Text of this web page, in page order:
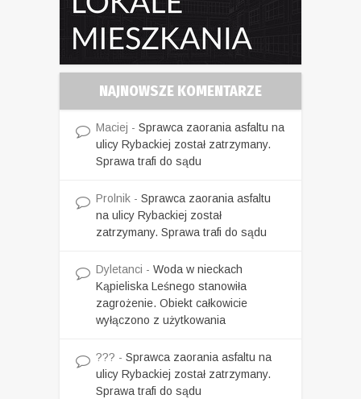
NAJNOWSZE KOMENTARZE
Maciej - Sprawca zaorania asfaltu na
ulicy Rybackiej został zatrzymany.
Sprawa trafi do sądu
Prolnik - Sprawca zaorania asfaltu
na ulicy Rybackiej został
zatrzymany. Sprawa trafi do sądu
Dyletanci - Woda w nieckach
Kąpieliska Leśnego stanowiła
zagrożenie. Obiekt całkowicie
wyłączono z użytkowania
??? - Sprawca zaorania asfaltu na
ulicy Rybackiej został zatrzymany.
Sprawa trafi do sądu